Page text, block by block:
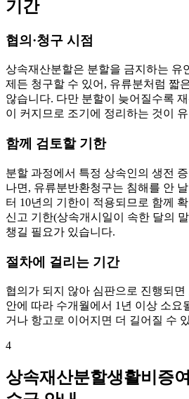
기간
협의·청구 시점
상속재산분할은 분할을 금지하는 유
제든 청구할 수 있어, 유류분처럼 짧
않습니다. 다만 분할이 늦어질수록
이 커지므로 조기에 정리하는 것이
함께 검토할 기한
분할 과정에서 특정 상속인의 생전
나면, 유류분반환청구는 침해를 안
터 10년의 기한이 적용되므로 함께
신고 기한(상속개시일이 속한 달의
챙길 필요가 있습니다.
절차에 걸리는 기간
협의가 되지 않아 심판으로 진행되
안에 따라 수개월에서 1년 이상 소요
거나 항고로 이어지면 더 길어질 수
4
상속재산분할생활비증